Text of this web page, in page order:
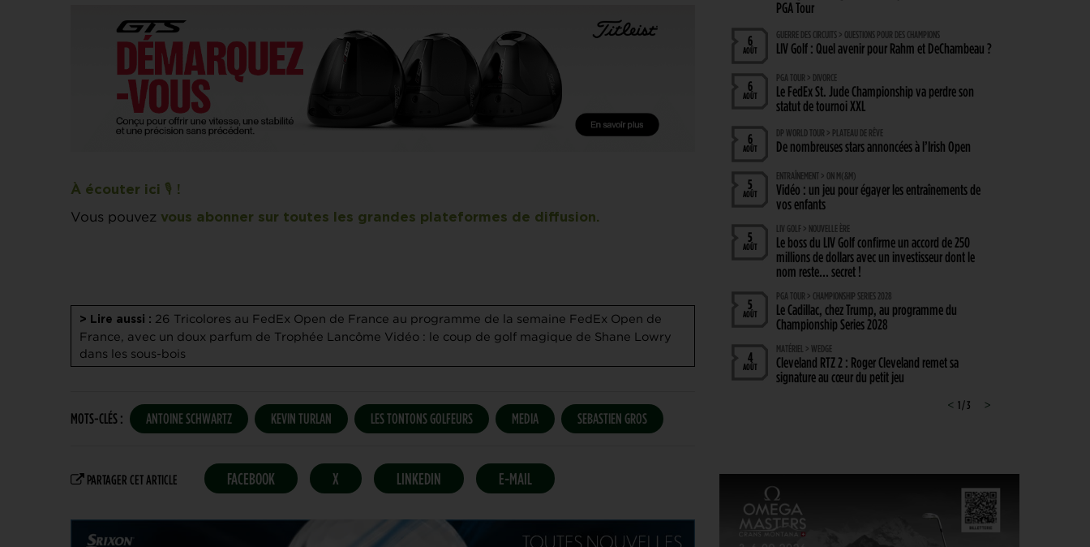
À écouter ici 🎙️ !
Vous pouvez vous abonner sur toutes les grandes plateformes de diffusion.
> Lire aussi : 26 Tricolores au FedEx Open de France au programme de la semaine FedEx Open de
France, avec un doux parfum de Trophée Lancôme Vidéo : le coup de golf magique de Shane Lowry
dans les sous-bois
MOTS-CLÉS : ANTOINE SCHWARTZ KEVIN TURLAN LES TONTONS GOLFEURS MEDIA SEBASTIEN GROS
PARTAGER CET ARTICLE FACEBOOK X LINKEDIN E-MAIL
PGA Tour
6
AOÛT
GUERRE DES CIRCUITS > QUESTIONS POUR DES CHAMPIONS
LIV Golf : Quel avenir pour Rahm et DeChambeau ?
6
AOÛT
PGA TOUR > DIVORCE
Le FedEx St. Jude Championship va perdre son
statut de tournoi XXL
6
AOÛT
DP WORLD TOUR > PLATEAU DE RÊVE
De nombreuses stars annoncées à l’Irish Open
5
AOÛT
ENTRAÎNEMENT > ON M(&M)
Vidéo : un jeu pour égayer les entraînements de
vos enfants
5
AOÛT
LIV GOLF > NOUVELLE ÈRE
Le boss du LIV Golf confirme un accord de 250
millions de dollars avec un investisseur dont le
nom reste… secret !
5
AOÛT
PGA TOUR > CHAMPIONSHIP SERIES 2028
Le Cadillac, chez Trump, au programme du
Championship Series 2028
4
AOÛT
MATÉRIEL > WEDGE
Cleveland RTZ 2 : Roger Cleveland remet sa
signature au cœur du petit jeu
AOÛT
4
AOÛT
PGA TOUR > ENJEUX
Fin de saison du PGA Tour : Mode d’emploi
< >
1 / 3